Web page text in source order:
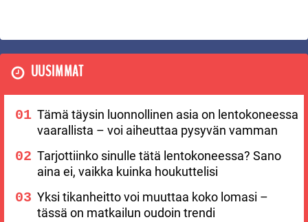
UUSIMMAT
Tämä täysin luonnollinen asia on lentokoneessa
vaarallista – voi aiheuttaa pysyvän vamman
Tarjottiinko sinulle tätä lentokoneessa? Sano
aina ei, vaikka kuinka houkuttelisi
Yksi tikanheitto voi muuttaa koko lomasi –
tässä on matkailun oudoin trendi